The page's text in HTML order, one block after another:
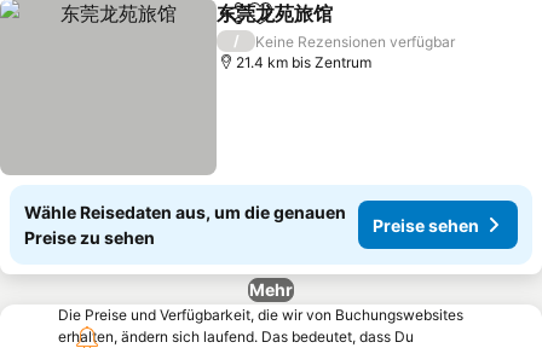
TeilenZu Favoriten hinzufügen
东莞龙苑旅馆
/
Keine Rezensionen verfügbar
21.4 km bis Zentrum
Wähle Reisedaten aus, um die genauen
Preise zu sehen
Preise sehen
Mehr
Die Preise und Verfügbarkeit, die wir von Buchungswebsites
erhalten, ändern sich laufend. Das bedeutet, dass Du